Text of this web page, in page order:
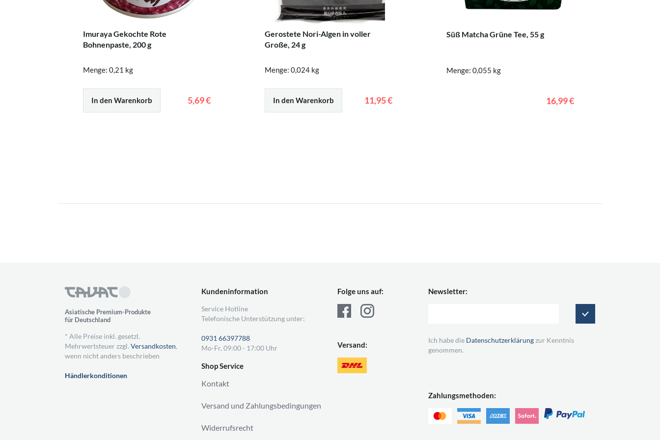
Imuraya Gekochte Rote
Bohnenpaste, 200 g
Menge: 0,21 kg
In den Warenkorb 5,69 €
Gerostete Nori-Algen in voller
Große, 24 g
Menge: 0,024 kg
In den Warenkorb 11,95 €
Süß Matcha Grüne Tee, 55 g
Menge: 0,055 kg
16,99 €
Asiatische Premium-Produkte
für Deutschland
* Alle Preise inkl. gesetzl.
Mehrwertsteuer zzgl. Versandkosten,
wenn nicht anders beschrieben
Händlerkonditionen
Kundeninformation
Service Hotline
Telefonische Unterstützung unter:
0931 66397788
Mo-Fr, 09:00 - 17:00 Uhr
Shop Service
Kontakt
Versand und Zahlungsbedingungen
Widerrufsrecht
Folge uns auf:
Versand:
Newsletter:
Ich habe die Datenschutzerklärungzur Kenntnis
genommen.
Zahlungsmethoden: